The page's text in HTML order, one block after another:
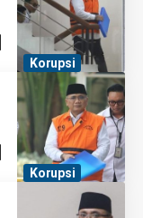
Korupsi
Korupsi